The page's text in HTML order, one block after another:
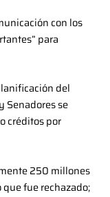
con los
para
del
Senadores se
créditos por
250 millones
fue rechazado;